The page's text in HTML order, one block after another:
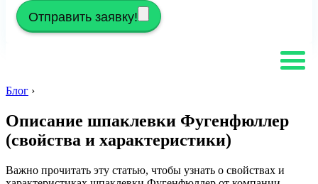
Отправить заявку!
Блог ›
Описание шпаклевки Фугенфюллер
(свойства и характеристики)
Важно прочитать эту статью, чтобы узнать о свойствах и